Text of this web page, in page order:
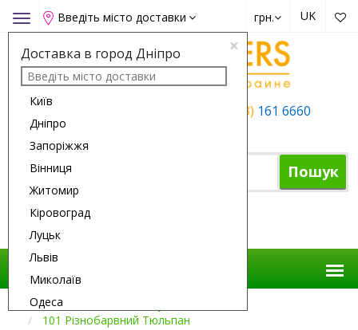
Toggle
navigation
Введіть місто доставки
×
Доставка в город Дніпро
Київ
Дніпро
Запоріжжя
Вінниця
Житомир
Кіровоград
Луцьк
Львів
Миколаїв
Одеса
Полтава
UK
грн.
+38 (063) 161 6660
Пошук
Доставка Квітів
101 Різнобарвний Тюльпан